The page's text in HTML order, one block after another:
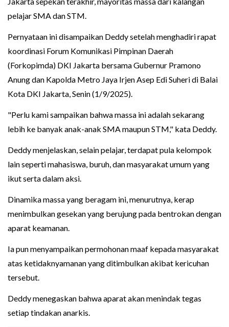
pelajar SMA dan STM.
Pernyataan ini disampaikan Deddy setelah menghadiri rapat
koordinasi Forum Komunikasi Pimpinan Daerah
(Forkopimda) DKI Jakarta bersama Gubernur Pramono
Anung dan Kapolda Metro Jaya Irjen Asep Edi Suheri di Balai
Kota DKI Jakarta, Senin (1/9/2025).
"Perlu kami sampaikan bahwa massa ini adalah sekarang
lebih ke banyak anak-anak SMA maupun STM," kata Deddy.
Deddy menjelaskan, selain pelajar, terdapat pula kelompok
lain seperti mahasiswa, buruh, dan masyarakat umum yang
ikut serta dalam aksi.
Dinamika massa yang beragam ini, menurutnya, kerap
menimbulkan gesekan yang berujung pada bentrokan dengan
aparat keamanan.
Ia pun menyampaikan permohonan maaf kepada masyarakat
atas ketidaknyamanan yang ditimbulkan akibat kericuhan
tersebut.
Deddy menegaskan bahwa aparat akan menindak tegas
setiap tindakan anarkis.